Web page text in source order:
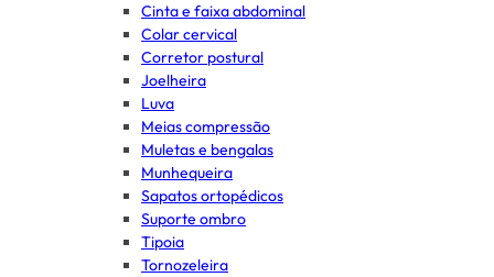
Cinta e faixa abdominal
Colar cervical
Corretor postural
Joelheira
Luva
Meias compressão
Muletas e bengalas
Munhequeira
Sapatos ortopédicos
Suporte ombro
Tipoia
Tornozeleira